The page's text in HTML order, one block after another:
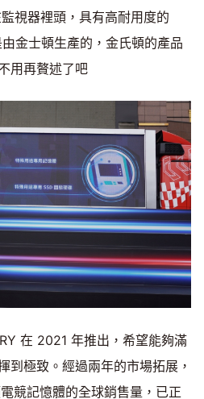
視器裡頭，具有高耐用度的
金士頓生產的，金氏頓的產品
用再贅述了吧
在 2021 年推出，希望能夠滿
到極致。經過兩年的市場拓展，
競記憶體的全球銷售量，已正